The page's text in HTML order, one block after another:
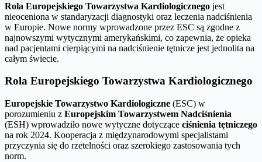
Rola Europejskiego Towarzystwa Kardiologicznego jest
nieoceniona w standaryzacji diagnostyki oraz leczenia nadciśnienia
w Europie. Nowe normy wprowadzone przez ESC są zgodne z
najnowszymi wytycznymi amerykańskimi, co zapewnia, że opieka
nad pacjentami cierpiącymi na nadciśnienie tętnicze jest jednolita na
całym świecie.
Rola Europejskiego Towarzystwa Kardiologicznego
Europejskie Towarzystwo Kardiologiczne (ESC) w
porozumieniu z Europejskim Towarzystwem Nadciśnienia
(ESH) wprowadziło nowe wytyczne dotyczące ciśnienia tętniczego
na rok 2024. Kooperacja z międzynarodowymi specjalistami
przyczynia się do rzetelności oraz szerokiego zastosowania tych
norm.